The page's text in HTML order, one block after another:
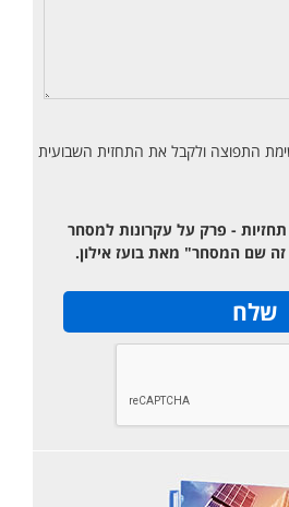
התפוצה ולקבל את התחזית השבועית
- פרק על עקרונות למסחר
זה שם המסחר" מאת בועז אילון.